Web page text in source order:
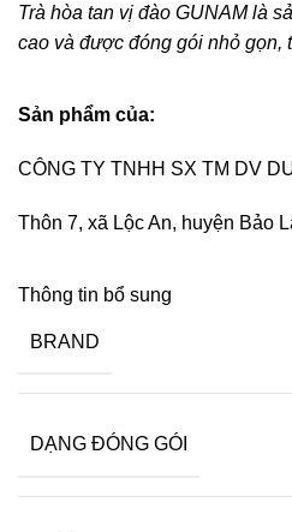
Trà hòa tan vị đào GUNAM là
cao và được đóng gói nhỏ gọn,
Sản phẩm của:
CÔNG TY TNHH SX TM DV
Thôn 7, xã Lộc An, huyện Bảo
Thông tin bổ sung
BRAND
DẠNG ĐÓNG GÓI